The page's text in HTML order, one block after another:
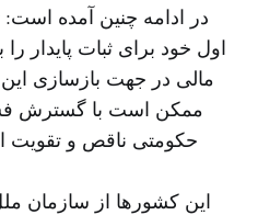
در ادامه چنین آمده است:
اول خود برای ثبات پایدار
مالی در جهت بازسازی
ممکن است با گسترش
حکومتی ناقص و تقویت
این کشورها از سازمان